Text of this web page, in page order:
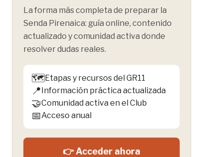
La forma más completa de preparar la
Senda Pirenaica: guía online, contenido
actualizado y comunidad activa donde
resolver dudas reales.
🗺️Etapas y recursos del GR11
📍Información práctica actualizada
🤝Comunidad activa en el Club
📅Acceso anual
👉 Acceder ahora